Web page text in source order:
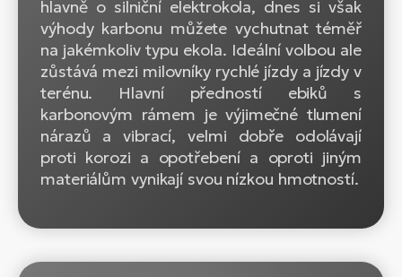
hlavně o silniční elektrokola, dnes si však
výhody karbonu můžete vychutnat téměř
na jakémkoliv typu ekola. Ideální volbou ale
zůstává mezi milovníky rychlé jízdy a jízdy v
terénu. Hlavní předností ebiků s
karbonovým rámem je výjimečné tlumení
nárazů a vibrací, velmi dobře odolávají
proti korozi a opotřebení a oproti jiným
materiálům vynikají svou nízkou hmotností.